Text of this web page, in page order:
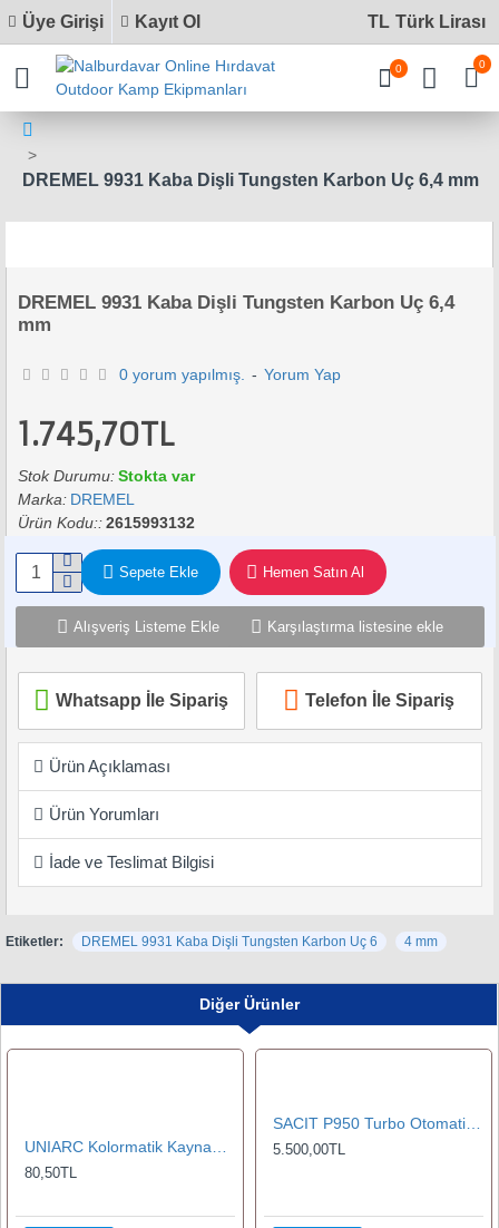
Üye Girişi Kayıt Ol TL Türk Lirası
0 0
DREMEL 9931 Kaba Dişli Tungsten Karbon Uç 6,4 mm
DREMEL 9931 Kaba Dişli Tungsten Karbon Uç 6,4
mm
Ürün Açıklaması
Ürün Yorumları
İade ve Teslimat Bilgisi
Whatsapp İle Sipariş Telefon İle Sipariş
0 yorum yapılmış. - Yorum Yap
1.745,70TL
Stok Durumu:Stokta var
Marka: DREMEL
Ürün Kodu::2615993132
Sepete Ekle Hemen Satın Al
Alışveriş Listeme Ekle Karşılaştırma listesine ekle
Etiketler: DREMEL 9931 Kaba Dişli Tungsten Karbon Uç 6 4 mm
Diğer Ürünler
80,50TL
SACIT P950 Turbo Otomatik Kararan Kaynak Maskesi
5.500,00TL